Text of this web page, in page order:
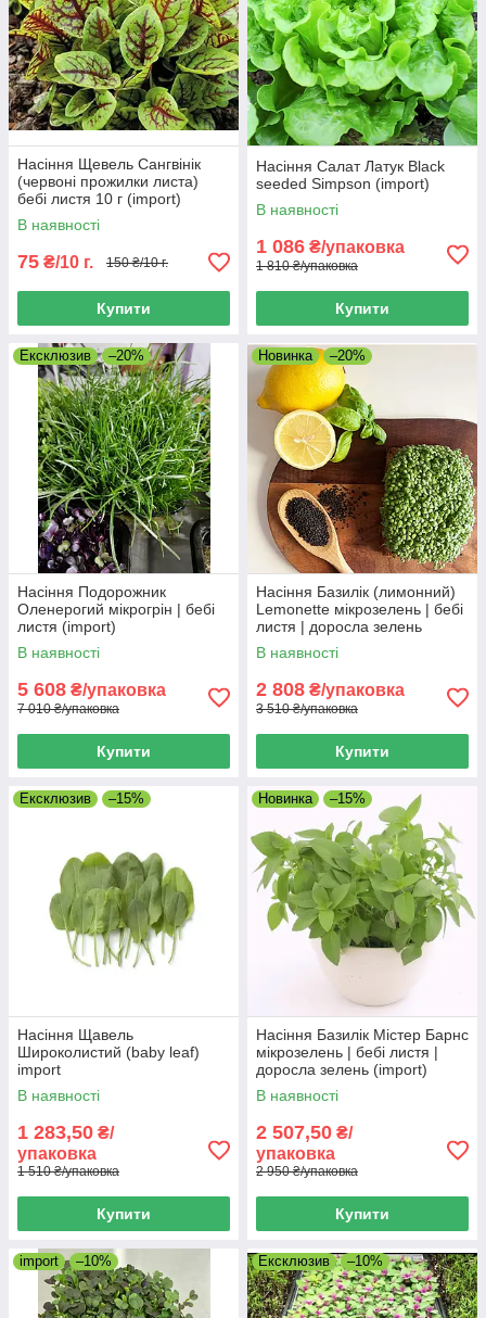
Насіння Щевель Сангвінік
(червоні прожилки листа)
бебі листя 10 г (import)
В наявності
75 ₴/10 г. 150 ₴/10 г.
Купити
Насіння Салат Латук Black
seeded Simpson (import)
В наявності
1 086 ₴/упаковка
1 810 ₴/упаковка
Купити
Ексклюзив –20%
Насіння Подорожник
Оленерогий мікрогрін | бебі
листя (import)
В наявності
5 608 ₴/упаковка
7 010 ₴/упаковка
Купити
Новинка –20%
Насіння Базилік (лимонний)
Lemonette мікрозелень | бебі
листя | доросла зелень
(import)
В наявності
2 808 ₴/упаковка
3 510 ₴/упаковка
Купити
Ексклюзив –15%
Насіння Щавель
Широколистий (baby leaf)
import
В наявності
1 283,50 ₴/
упаковка
1 510 ₴/упаковка
Купити
Новинка –15%
Насіння Базилік Містер Барнс
мікрозелень | бебі листя |
доросла зелень (import)
В наявності
2 507,50 ₴/
упаковка
2 950 ₴/упаковка
Купити
import –10% Ексклюзив –10%